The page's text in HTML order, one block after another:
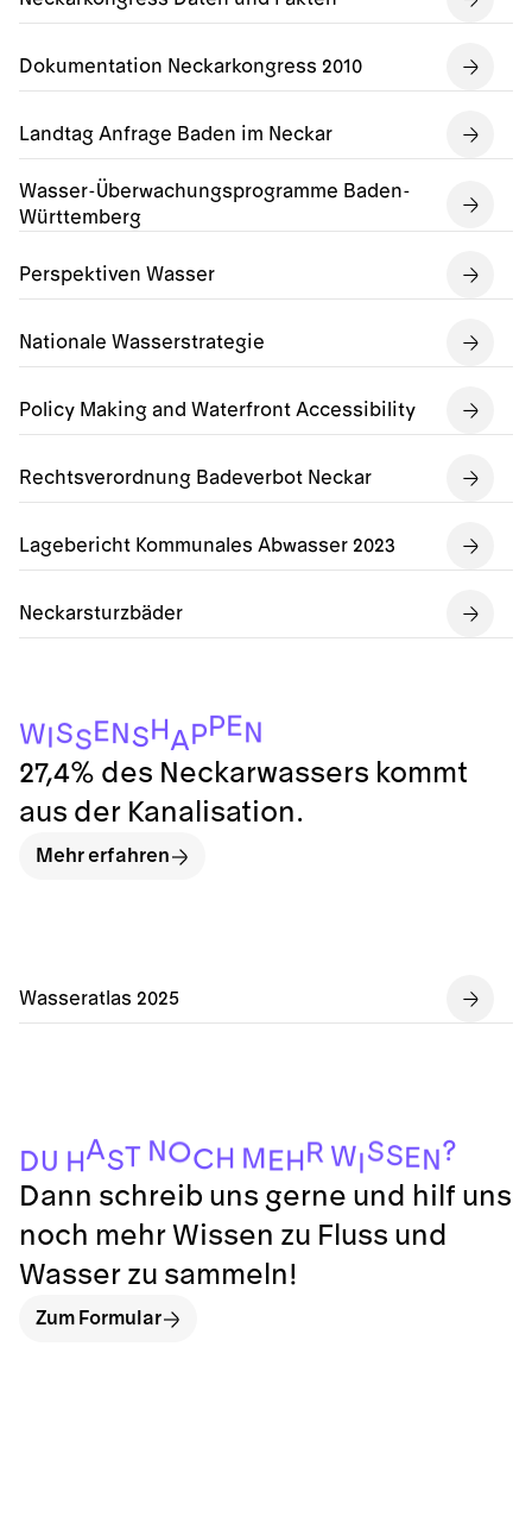
Dokumentation Neckarkongress 2010
Landtag Anfrage Baden im Neckar
Wasser-Überwachungsprogramme Baden-
Württemberg
Perspektiven Wasser
Nationale Wasserstrategie
Policy Making and Waterfront Accessibility
Rechtsverordnung Badeverbot Neckar
Lagebericht Kommunales Abwasser 2023
Neckarsturzbäder
Wasseratlas 2025
WISS E N SHA PPE N
27,4% des Neckarwassers kommt
aus der Kanalisation.
Mehr erfahren
DU HAST NOCH MEHR WISS EN?
Dann schreib uns gerne und hilf uns
noch mehr Wissen zu Fluss und
Wasser zu sammeln!
Zum Formular